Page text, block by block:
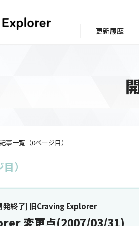
記事一覧（0ページ目）
）
発終了] 旧Craving Explorer
変更点(2007/03/31)
更新履歴